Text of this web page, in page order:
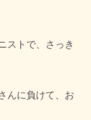
ストで、さっき
んに負けて、お